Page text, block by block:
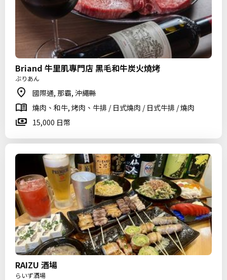
Briand 牛里肌專門店 黑毛和牛炭火燒烤
ぶりあん
國際通, 那霸, 沖繩縣
燒肉、和牛, 烤肉、牛排 / 日式燒肉 / 日式牛排 / 燒肉
15,000 日幣
RAIZU 酒場
らいず酒場